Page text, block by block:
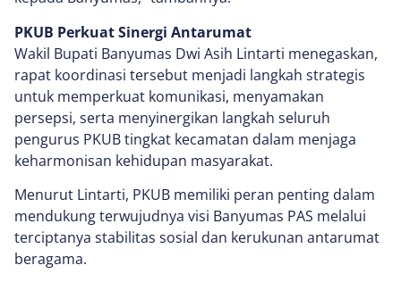
PKUB Perkuat Sinergi Antarumat
Wakil Bupati Banyumas Dwi Asih Lintarti menegaskan,
rapat koordinasi tersebut menjadi langkah strategis
untuk memperkuat komunikasi, menyamakan
persepsi, serta menyinergikan langkah seluruh
pengurus PKUB tingkat kecamatan dalam menjaga
keharmonisan kehidupan masyarakat.
Menurut Lintarti, PKUB memiliki peran penting dalam
mendukung terwujudnya visi Banyumas PAS melalui
terciptanya stabilitas sosial dan kerukunan antarumat
beragama.